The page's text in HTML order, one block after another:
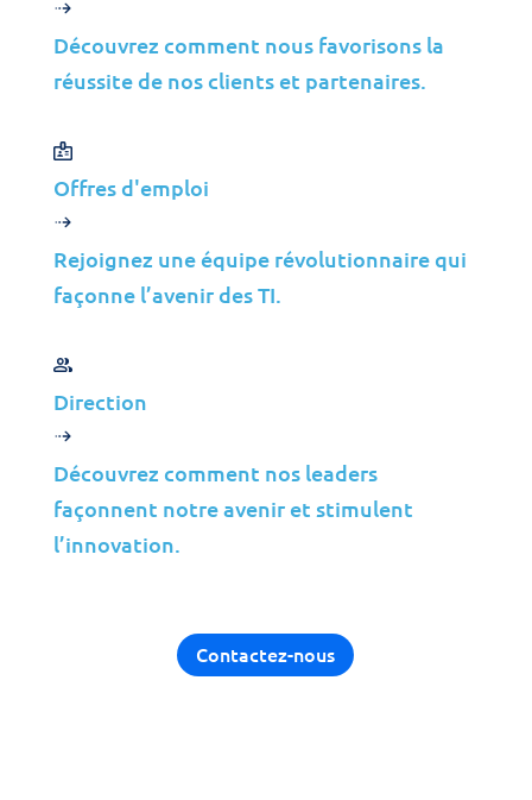
Découvrez comment nous favorisons la
réussite de nos clients et partenaires.
Offres d'emploi
Rejoignez une équipe révolutionnaire qui
façonne l’avenir des TI.
Direction
Découvrez comment nos leaders
façonnent notre avenir et stimulent
l’innovation.
Contactez-nous
Industries
Construction
Fabrication
Énergie
Médias
MSP
Aperçu du Partenariat